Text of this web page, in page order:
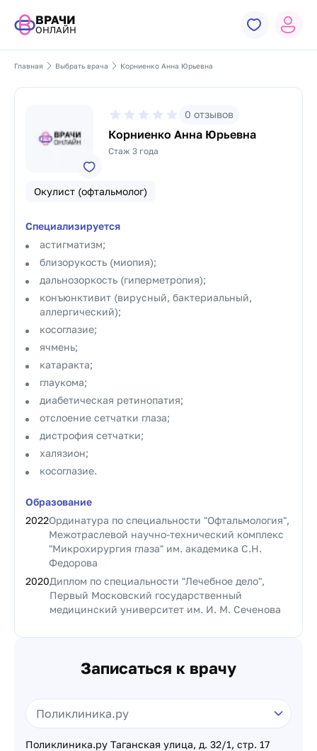
ВРАЧИ
ОНЛАЙН
Главная Выбрать врача Корниенко Анна Юрьевна
0 отзывов
Корниенко Анна Юрьевна
Стаж 3 года
Окулист (офтальмолог)
Специализируется
астигматизм;
близорукость (миопия);
дальнозоркость (гиперметропия);
конъюнктивит (вирусный, бактериальный,
аллергический);
косоглазие;
ячмень;
катаракта;
глаукома;
диабетическая ретинопатия;
отслоение сетчатки глаза;
дистрофия сетчатки;
халязион;
косоглазие.
Образование
2022Ординатура по специальности "Офтальмология",
Межотраслевой научно-технический комплекс
"Микрохирургия глаза" им. академика С.Н.
Федорова
2020Диплом по специальности "Лечебное дело",
Первый Московский государственный
медицинский университет им. И. М. Сеченова
Записаться к врачу
Поликлиника.ру Таганская улица, д. 32/1, стр. 17